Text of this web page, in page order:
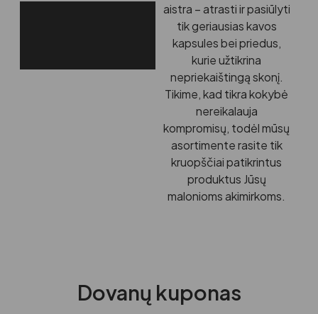
aistra – atrasti ir pasiūlyti
tik geriausias kavos
kapsules bei priedus,
kurie užtikrina
nepriekaištingą skonį.
Tikime, kad tikra kokybė
nereikalauja
kompromisų, todėl mūsų
asortimente rasite tik
kruopščiai patikrintus
produktus Jūsų
malonioms akimirkoms.
Dovanų kuponas